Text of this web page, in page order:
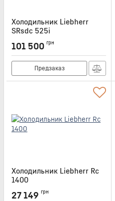
Холодильник Liebherr
SRsdc 525i
SRSDC525I
101 500 грн
Предзаказ
Холодильник Liebherr Rc
1400
RC1400
27 149 грн